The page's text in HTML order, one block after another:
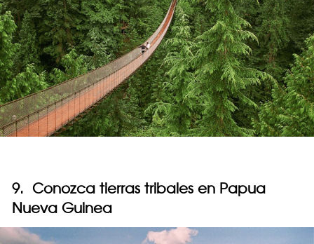
9. Conozca tierras tribales en Papua
Nueva Guinea